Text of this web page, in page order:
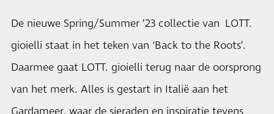
De nieuwe Spring/Summer ’23 collectie van LOTT.
gioielli staat in het teken van ‘Back to the Roots’.
Daarmee gaat LOTT. gioielli terug naar de oorsprong
van het merk. Alles is gestart in Italië aan het